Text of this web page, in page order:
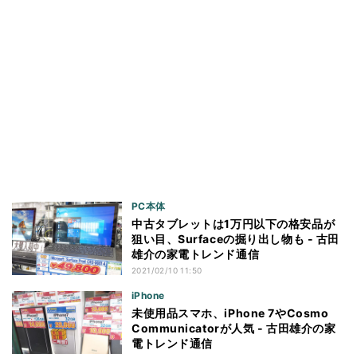
PC本体
中古タブレットは1万円以下の格安品が
狙い目、Surfaceの掘り出し物も - 古田
雄介の家電トレンド通信
2021/02/10 11:50
iPhone
未使用品スマホ、iPhone 7やCosmo
Communicatorが人気 - 古田雄介の家
電トレンド通信